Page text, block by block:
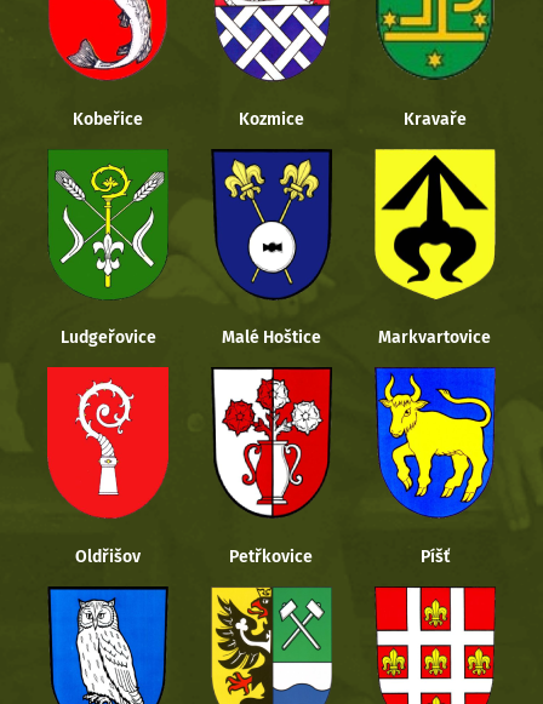
Kobeřice Kozmice Kravaře
Ludgeřovice Malé Hoštice Markvartovice
Oldřišov Petřkovice Píšť